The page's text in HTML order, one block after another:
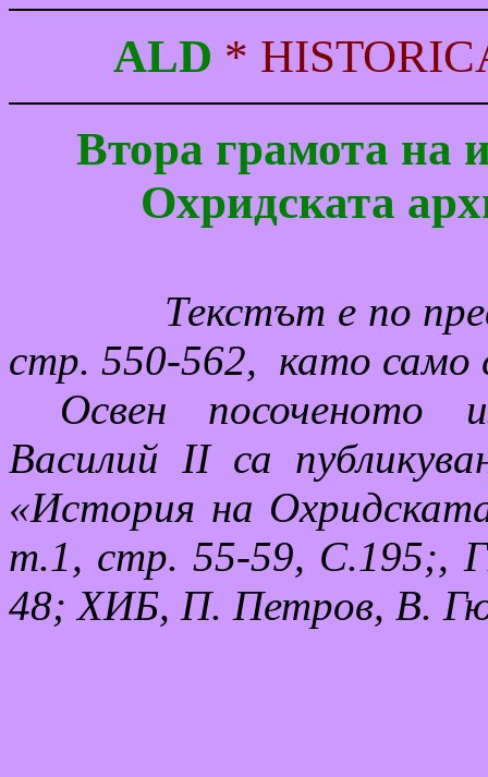
ALD *
Втора грамота на
Охридската
Текстът е по
стр. 550-562, като само
Освен посоченото
Василий ІІ са
«История на
т.1, стр. 55-59, С.195;,
48; ХИБ, П. Петров, В.